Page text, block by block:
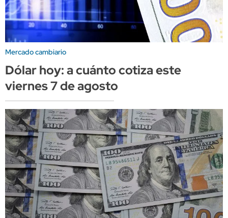
Mercado cambiario
Dólar hoy: a cuánto cotiza este
viernes 7 de agosto